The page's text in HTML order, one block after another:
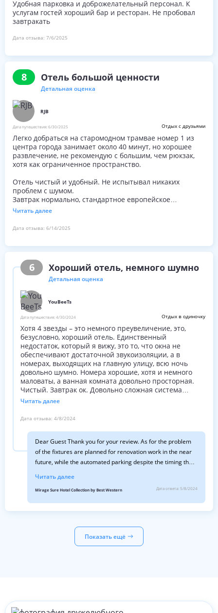
Удобная парковка и доброжелательный персонал. К
услугам гостей хороший бар и ресторан. Не пробовал
завтракать
Дата отзыва: 7/6/2025
8 Отель большой ценности
Детальная оценка
RJB
Дата путешествия:6/30/2025 Отдых с друзьями
Легко добраться на старомодном трамвае номер 1 из
центра города занимает около 40 минут, но хорошее
развлечение, не рекомендую с большим, чем рюкзак,
хотя как ограниченное пространство.
Отель чистый и удобный. Не испытывал никаких
проблем с шумом.
Завтрак нормально, стандартное европейское
предложение.
Большое значение для одной ночи проживания
Читать далее
Дата отзыва: 6/14/2025
6 Хороший отель, немного шумно
Детальная оценка
YouBeeTs
Дата путешествия:4/30/2024 Отдых в одиночку
Хотя 4 звезды – это немного преувеличение, это,
безусловно, хороший отель. Единственный
недостаток, который я вижу, это то, что окна не
обеспечивают достаточной звукоизоляции, а в
номерах, выходящих на главную улицу, всю ночь
довольно шумно. Номера хорошие, хотя и немного
маловаты, а ванная комната довольно просторная.
Чистый. Завтрак ок. Довольно сложная система
парковки, поэтому вам потребуется 10 минут, чтобы
вернуть машину.
Читать далее
Дата отзыва: 4/8/2024
Dear Guest Thank you for your review. As for the problem
of the fixtures are planned for renovation work in the near
future, while the automated parking despite the timing that
solution that in Milan is very appreciated We look forward to
welcoming you in the next future Best Regards Federica
Front Desk
Читать далее
Mirage Sure Hotel Collection by Best Western Дата ответа:5/8/2024
Показать ещё